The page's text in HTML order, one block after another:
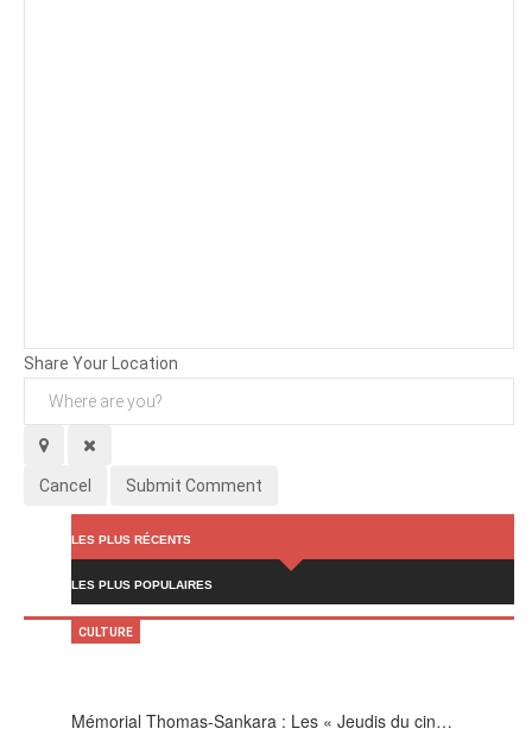
Share Your Location
Cancel Submit Comment
LES PLUS RÉCENTS
LES PLUS POPULAIRES
Mémorial Thomas-Sankara : Les « Jeudis du cin…
CULTURE